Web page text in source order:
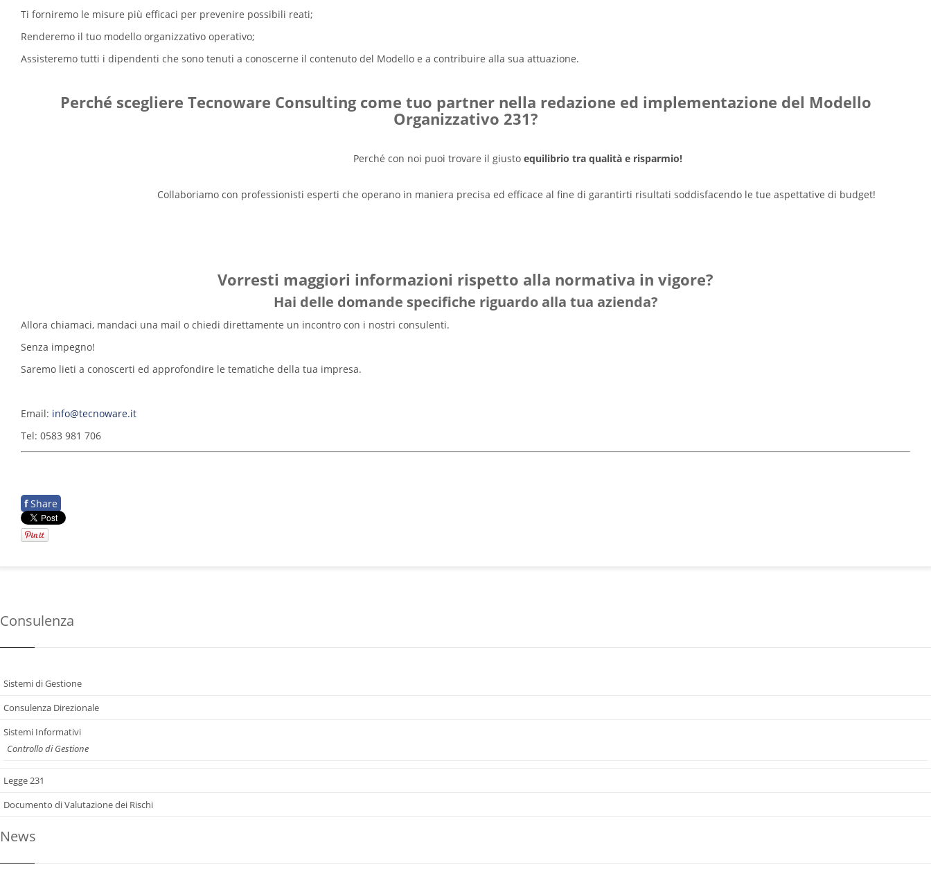
Ti forniremo le misure più efficaci per prevenire possibili reati;
Renderemo il tuo modello organizzativo operativo;
Assisteremo tutti i dipendenti che sono tenuti a conoscerne il contenuto del Modello e a contribuire alla sua attuazione.
Perché scegliere Tecnoware Consulting come tuo partner nella redazione ed implementazione del Modello
Organizzativo 231?
Perché con noi puoi trovare il giusto equilibrio tra qualità e risparmio!
Collaboriamo con professionisti esperti che operano in maniera precisa ed efficace al fine di garantirti risultati soddisfacendo le tue aspettative di budget!
Vorresti maggiori informazioni rispetto alla normativa in vigore?
Hai delle domande specifiche riguardo alla tua azienda?
Allora chiamaci, mandaci una mail o chiedi direttamente un incontro con i nostri consulenti.
Senza impegno!
Saremo lieti a conoscerti ed approfondire le tematiche della tua impresa.
Email: info@tecnoware.it
Tel: 0583 981 706
f Share
Consulenza
Sistemi di Gestione
Consulenza Direzionale
Sistemi Informativi
Controllo di Gestione
Legge 231
Documento di Valutazione dei Rischi
News